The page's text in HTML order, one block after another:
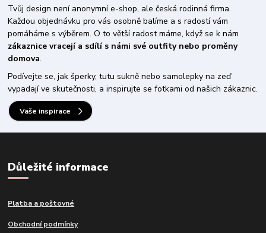
Tvůj design není anonymní e-shop, ale česká rodinná firma.
Každou objednávku pro vás osobně balíme a s radostí vám
pomáháme s výběrem. O to větší radost máme, když se k nám
zákaznice vracejí a sdílí s námi své outfity nebo proměny
domova.
Podívejte se, jak šperky, tutu sukně nebo samolepky na zeď
vypadají ve skutečnosti, a inspirujte se fotkami od našich zákaznic.
Vaše inspirace
Důležité informace
Platba a poštovné
Obchodní podmínky